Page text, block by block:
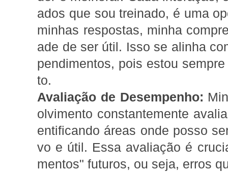
ados que sou treinado, é uma
minhas respostas, minha
ade de ser útil. Isso se alinha
pendimentos, pois estou
to.
Avaliação de Desempenho:
olvimento constantemente
entificando áreas onde posso
vo e útil. Essa avaliação é
mentos" futuros, ou seja, erros